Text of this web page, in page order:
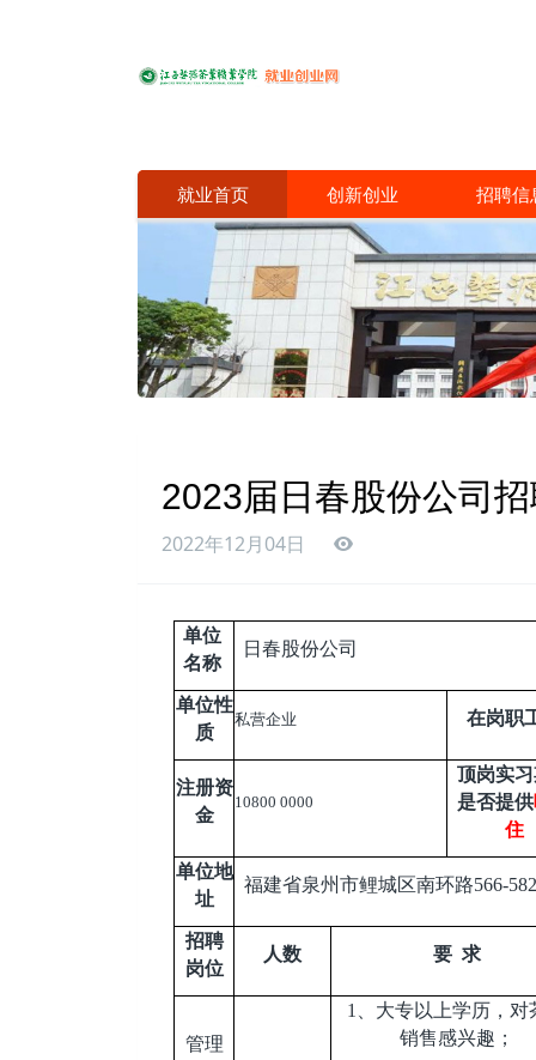
就业首页 创新创业 招聘信
2023届日春股份公司
2022年12月04日
单位
名称
日春股份公司
单位性
质
私营企业 在岗职
注册资
金
10800 0000
顶岗实
是否提供
住
单位地
址
福建省泉州市鲤城区南环路566-
招聘
岗位
人数 要 求
管理
1
、大专以上学历，对
销售感兴趣；